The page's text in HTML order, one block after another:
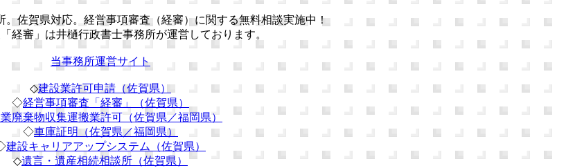
佐賀県対応。経営事項審査（経審）に関する無料相談実施中！
経審」は井樋行政書士事務所が運営しております。
当事務所運営サイト
◇建設業許可申請（佐賀県）
◇経営事項審査「経審」（佐賀県）
廃棄物収集運搬業許可（佐賀県／福岡県）
◇車庫証明（佐賀県／福岡県）
建設キャリアアップシステム（佐賀県）
◇遺言・遺産相続相談所（佐賀県）